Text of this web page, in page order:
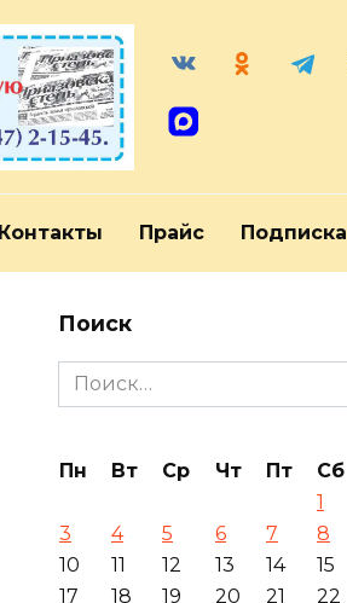
Контакты Прайс Подписка
Поиск
Search
for:
Пн Вт Ср Чт Пт Сб
1
3
4 5 6 7 8
10
11 12 13 14 15
17
18 19 20 21 22